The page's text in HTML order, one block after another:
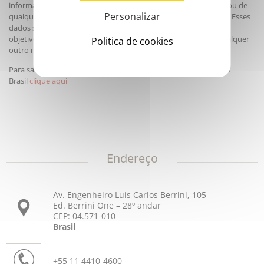
informações por meio dos formulários previstos para esse fim ou de
qualquer outra informação que tenha sido comunicada no site. Esses
dados somente serão utilizados pela Diagnóstica Stago para o
objetivo ao qual se destinam e foram coletados, exceto por qualquer
outro motivo especificado no momento da coleta.
Para saber mais sobre a Política de Proteção de Dados da Stago
Brasil clique aqui
Endereço
Av. Engenheiro Luís Carlos Berrini, 105
Ed. Berrini One – 28º andar
CEP: 04.571-010
Brasil
+55 11 4410-4600
Personalizar
Politica de cookies